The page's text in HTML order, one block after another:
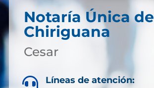
Notaría Única de
Chiriguana
Cesar
 Líneas de atención: